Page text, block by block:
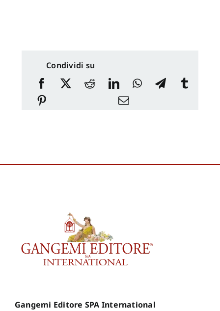
Condividi su
Gangemi Editore SPA International